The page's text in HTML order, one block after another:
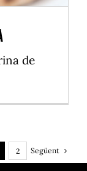
de
2 Següent